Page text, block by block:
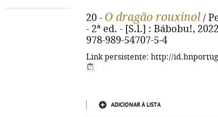
20 - O dragão rouxinol /
- 2ª ed. - [S.l.] : Bábobu!,
978-989-54707-5-4
Link persistente: http://
ADICIONAR À LISTA